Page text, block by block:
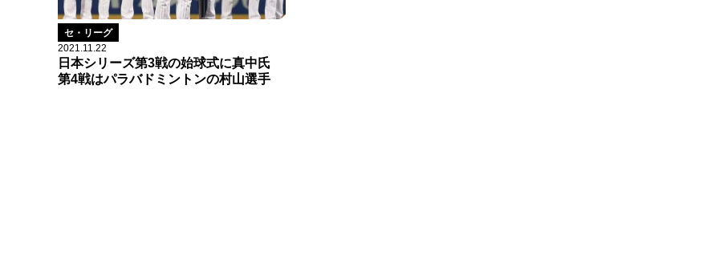
セ・リーグ
2021.11.22
日本シリーズ第3戦の始球式に真中氏
第4戦はパラバドミントンの村山選手